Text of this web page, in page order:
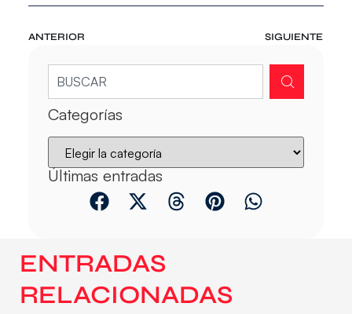
ANTERIOR SIGUIENTE
Categorías
Últimas entradas
ENTRADAS
RELACIONADAS